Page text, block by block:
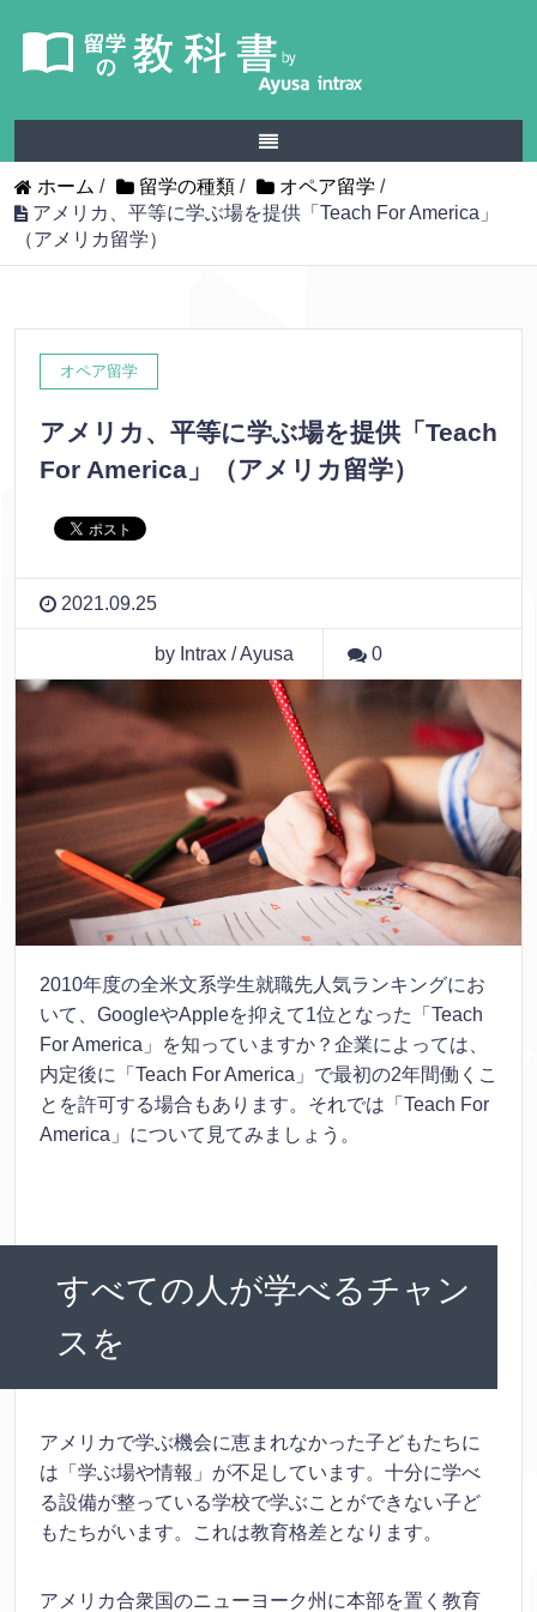
ホーム / 留学の種類 / オペア留学 /
アメリカ、平等に学ぶ場を提供「Teach For America」
（アメリカ留学）
オペア留学
アメリカ、平等に学ぶ場を提供「Teach
For America」（アメリカ留学）
2021.09.25
by Intrax / Ayusa 0
2010年度の全米文系学生就職先人気ランキングにお
いて、GoogleやAppleを抑えて1位となった「Teach
For America」を知っていますか？企業によっては、
内定後に「Teach For America」で最初の2年間働くこ
とを許可する場合もあります。それでは「Teach For
America」について見てみましょう。
すべての人が学べるチャン
スを
アメリカで学ぶ機会に恵まれなかった子どもたちに
は「学ぶ場や情報」が不足しています。十分に学べ
る設備が整っている学校で学ぶことができない子ど
もたちがいます。これは教育格差となります。
アメリカ合衆国のニューヨーク州に本部を置く教育